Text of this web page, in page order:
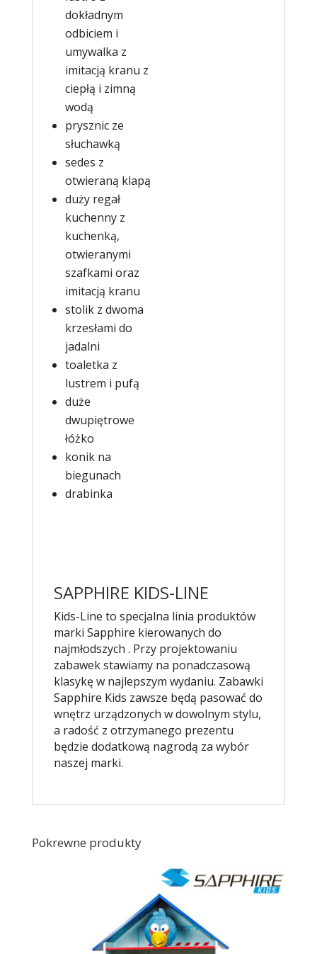
dokładnym
odbiciem i
umywalka z
imitacją kranu z
ciepłą i zimną
wodą
prysznic ze
słuchawką
sedes z
otwieraną klapą
duży regał
kuchenny z
kuchenką,
otwieranymi
szafkami oraz
imitacją kranu
stolik z dwoma
krzesłami do
jadalni
toaletka z
lustrem i pufą
duże
dwupiętrowe
łóżko
konik na
biegunach
drabinka
SAPPHIRE KIDS-LINE
Kids-Line to specjalna linia produktów
marki Sapphire kierowanych do
najmłodszych . Przy projektowaniu
zabawek stawiamy na ponadczasową
klasykę w najlepszym wydaniu. Zabawki
Sapphire Kids zawsze będą pasować do
wnętrz urządzonych w dowolnym stylu,
a radość z otrzymanego prezentu
będzie dodatkową nagrodą za wybór
naszej marki.
Pokrewne produkty